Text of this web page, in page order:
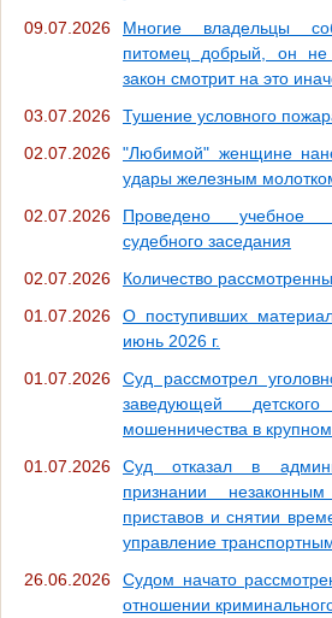
09.07.2026
Многие владельцы
питомец добрый, он
закон смотрит на это
03.07.2026
Тушение условного
02.07.2026
"Любимой" женщине
удары железным
02.07.2026
Проведено учебное
судебного заседания
02.07.2026
Количество
01.07.2026
О поступивших
июнь 2026 г.
01.07.2026
Суд рассмотрел
заведующей
мошенничества в
01.07.2026
Суд отказал в
признании
приставов и снятии
управление
26.06.2026
Судом начато
отношении